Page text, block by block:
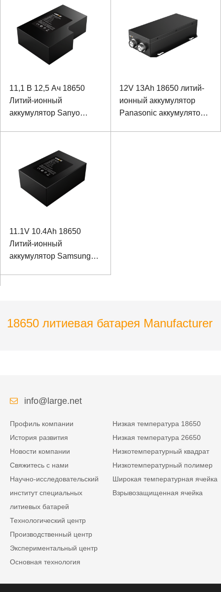
11,1 В 12,5 Ач 18650
Литий-ионный
аккумулятор Sanyo
полюса фундамента
12V 13Ah 18650 литий-
ионный аккумулятор
Panasonic аккумулятор
11.1V 10.4Ah 18650
Литий-ионный
аккумулятор Samsung
18650 литиевая батарея Manufacturer
info@large.net
Профиль компании
История развития
Новости компании
Свяжитесь с нами
Научно-исследовательский
институт специальных
литиевых батарей
Технологический центр
Производственный центр
Экспериментальный центр
Основная технология
Низкая температура 18650
Низкая температура 26650
Низкотемпературный квадрат
Низкотемпературный полимер
Широкая температурная ячейка
Взрывозащищенная ячейка